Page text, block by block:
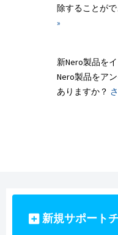
除することが
»
新Nero製品を
Nero製品をア
ありますか？
新規サポート